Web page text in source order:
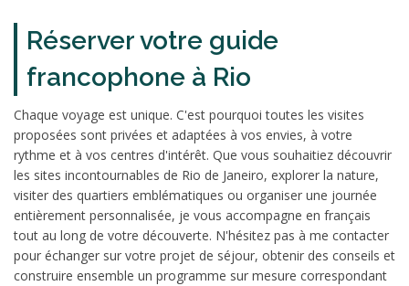
Réserver votre guide
francophone à Rio
Chaque voyage est unique. C'est pourquoi toutes les visites
proposées sont privées et adaptées à vos envies, à votre
rythme et à vos centres d'intérêt. Que vous souhaitiez découvrir
les sites incontournables de Rio de Janeiro, explorer la nature,
visiter des quartiers emblématiques ou organiser une journée
entièrement personnalisée, je vous accompagne en français
tout au long de votre découverte. N'hésitez pas à me contacter
pour échanger sur votre projet de séjour, obtenir des conseils et
construire ensemble un programme sur mesure correspondant